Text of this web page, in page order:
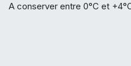
A conserver entre 0°C et